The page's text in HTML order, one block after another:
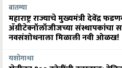
बातम्या
महाराष्ट्र राज्याचे मुख्यमंत्री देवेंद्र
ॲग्रीटेक्नॉलॉजीजच्या संस्थापकांचा
नवसंशोधनाला मिळाली नवी ओळख!
यशोगाथा